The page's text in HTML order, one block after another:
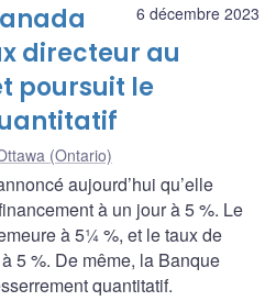
6 décembre 2023
directeur au
poursuit le
(Ontario)
aujourd’hui qu’elle
à un jour à 5 %. Le
à 5¼ %, et le taux de
5 %. De même, la Banque
quantitatif.